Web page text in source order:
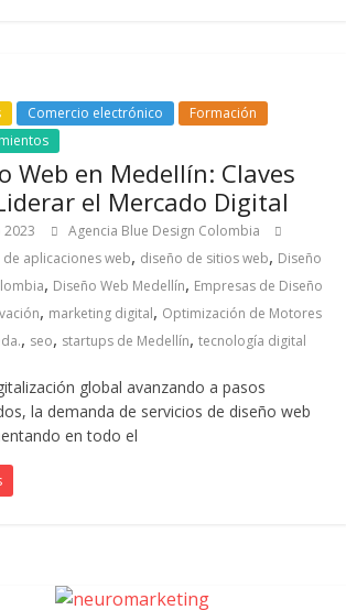
Comercio electrónico
Formación
Web en Medellín: Claves
el Mercado Digital
2023
Agencia Blue Design Colombia
aplicaciones web, diseño de sitios web, Diseño
, Diseño Web Medellín, Empresas de Diseño
, marketing digital, Optimización de Motores
, seo, startups de Medellín,tecnología digital
global avanzando a pasos
la demanda de servicios de diseño web
en todo el